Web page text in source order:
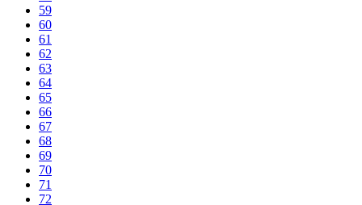
59
60
61
62
63
64
65
66
67
68
69
70
71
72